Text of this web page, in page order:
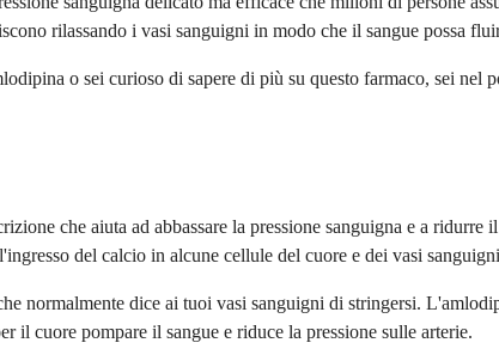
rilassando i vasi sanguigni in modo che il sangue possa
o sei curioso di sapere di più su questo farmaco, sei
che aiuta ad abbassare la pressione sanguigna e a
del calcio in alcune cellule del cuore e dei vasi
normalmente dice ai tuoi vasi sanguigni di stringersi.
il cuore pompare il sangue e riduce la pressione sulle arterie.